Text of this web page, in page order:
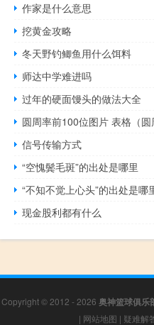
作家是什么意思
挖黄金攻略
冬天野钓鲫鱼用什么饵料
师达中学难进吗
过年的硬面馒头的做法大全
圆周率前100位图片 表格（圆
信号传输方式
“空愧鬓毛斑”的出处是哪里
“不知不觉上心头”的出处是哪
现金股利都有什么
Copyright © 2012 - 2026 奥神篮球俱乐
| 网站地图 | 疑难解